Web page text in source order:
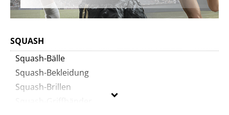
SQUASH
Squash-Bälle
Squash-Bekleidung
Squash-Brillen